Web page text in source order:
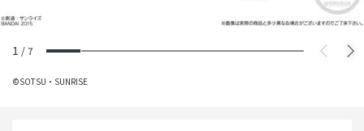
1 /7
©SOTSU・SUNRISE